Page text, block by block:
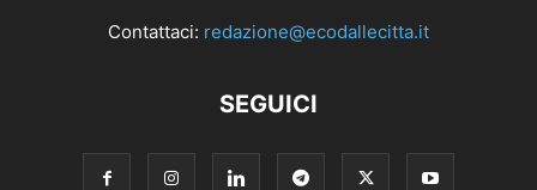
Contattaci: redazione@ecodallecitta.it
SEGUICI